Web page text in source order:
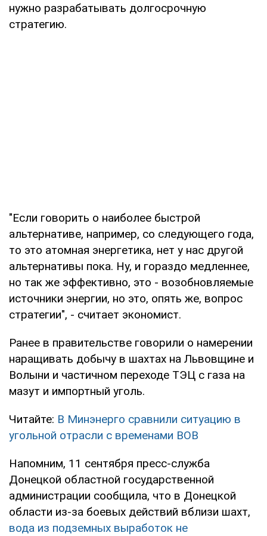
нужно разрабатывать долгосрочную
стратегию.
"Если говорить о наиболее быстрой
альтернативе, например, со следующего года,
то это атомная энергетика, нет у нас другой
альтернативы пока. Ну, и гораздо медленнее,
но так же эффективно, это - возобновляемые
источники энергии, но это, опять же, вопрос
стратегии", - считает экономист.
Ранее в правительстве говорили о намерении
наращивать добычу в шахтах на Львовщине и
Волыни и частичном переходе ТЭЦ с газа на
мазут и импортный уголь.
Читайте: В Минэнерго сравнили ситуацию в
угольной отрасли с временами ВОВ
Напомним, 11 сентября пресс-служба
Донецкой областной государственной
администрации сообщила, что в Донецкой
области из-за боевых действий вблизи шахт,
вода из подземных выработок не